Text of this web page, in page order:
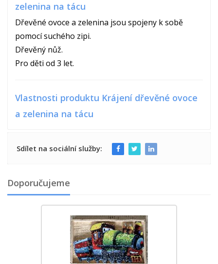
zelenina na tácu
Dřevěné ovoce a zelenina jsou spojeny k sobě
pomocí suchého zipi.
Dřevěný nůž.
Pro děti od 3 let.
Vlastnosti produktu Krájení dřevěné ovoce
a zelenina na tácu
Sdílet na sociální služby:
Doporučujeme